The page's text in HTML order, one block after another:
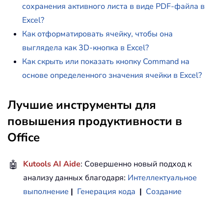
сохранения активного листа в виде PDF-файла в
Excel?
Как отформатировать ячейку, чтобы она
выглядела как 3D-кнопка в Excel?
Как скрыть или показать кнопку Command на
основе определенного значения ячейки в Excel?
Лучшие инструменты для
повышения продуктивности в
Office
🤖 Kutools AI Aide: Совершенно новый подход к
анализу данных благодаря: Интеллектуальное
выполнение | Генерация кода | Создание